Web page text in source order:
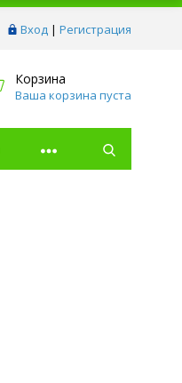
Вход | Регистрация
Корзина
Ваша корзина пуста